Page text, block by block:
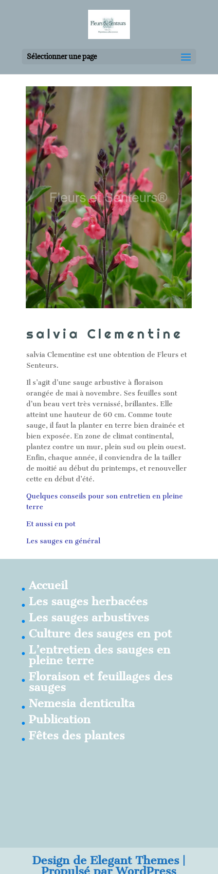
Sélectionner une page
salvia Clementine
salvia Clementine est une obtention de Fleurs et
Senteurs.
Il s’agit d’une sauge arbustive à floraison
orangée de mai à novembre. Ses feuilles sont
d’un beau vert très vernissé, brillantes. Elle
atteint une hauteur de 60 cm. Comme toute
sauge, il faut la planter en terre bien drainée et
bien exposée. En zone de climat continental,
plantez contre un mur, plein sud ou plein ouest.
Enfin, chaque année, il conviendra de la tailler
de moitié au début du printemps, et renouveller
cette en début d’été.
Quelques conseils pour son entretien en pleine
terre
Et aussi en pot
Les sauges en général
Accueil
Les sauges herbacées
Les sauges arbustives
Culture des sauges en pot
L’entretien des sauges en
pleine terre
Floraison et feuillages des
sauges
Nemesia denticulta
Publication
Fêtes des plantes
Design deElegant Themes
Propulsé parWordPress